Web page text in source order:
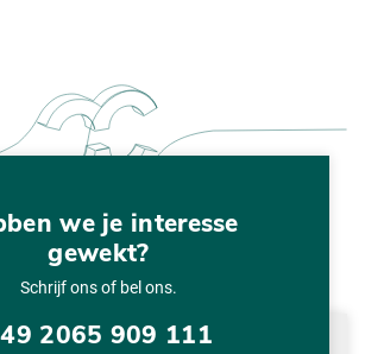
we je interesse
gewekt?
Schrijf ons of bel ons.
2065 909 111